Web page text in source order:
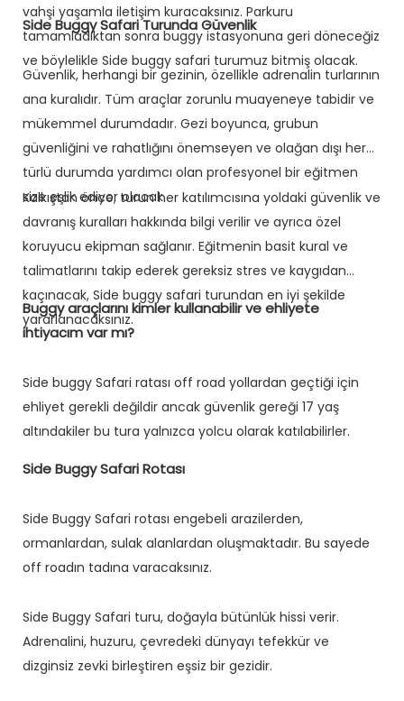
vahşi yaşamla iletişim kuracaksınız. Parkuru
tamamladıktan sonra buggy istasyonuna geri döneceğiz
ve böylelikle Side buggy safari turumuz bitmiş olacak.
Side Buggy Safari Turunda Güvenlik
Güvenlik, herhangi bir gezinin, özellikle adrenalin turlarının
ana kuralıdır. Tüm araçlar zorunlu muayeneye tabidir ve
mükemmel durumdadır. Gezi boyunca, grubun
güvenliğini ve rahatlığını önemseyen ve olağan dışı her
türlü durumda yardımcı olan profesyonel bir eğitmen
size eşlik ediyor olacak.
Kalkıştan önce, turun her katılımcısına yoldaki güvenlik ve
davranış kuralları hakkında bilgi verilir ve ayrıca özel
koruyucu ekipman sağlanır. Eğitmenin basit kural ve
talimatlarını takip ederek gereksiz stres ve kaygıdan
kaçınacak, Side buggy safari turundan en iyi şekilde
yararlanacaksınız.
Buggy araçlarını kimler kullanabilir ve ehliyete
ihtiyacım var mı?
Side buggy Safari ratası off road yollardan geçtiği için
ehliyet gerekli değildir ancak güvenlik gereği 17 yaş
altındakiler bu tura yalnızca yolcu olarak katılabilirler.
Side Buggy Safari Rotası
Side Buggy Safari rotası engebeli arazilerden,
ormanlardan, sulak alanlardan oluşmaktadır. Bu sayede
off roadın tadına varacaksınız.
Side Buggy Safari turu, doğayla bütünlük hissi verir.
Adrenalini, huzuru, çevredeki dünyayı tefekkür ve
dizginsiz zevki birleştiren eşsiz bir gezidir.